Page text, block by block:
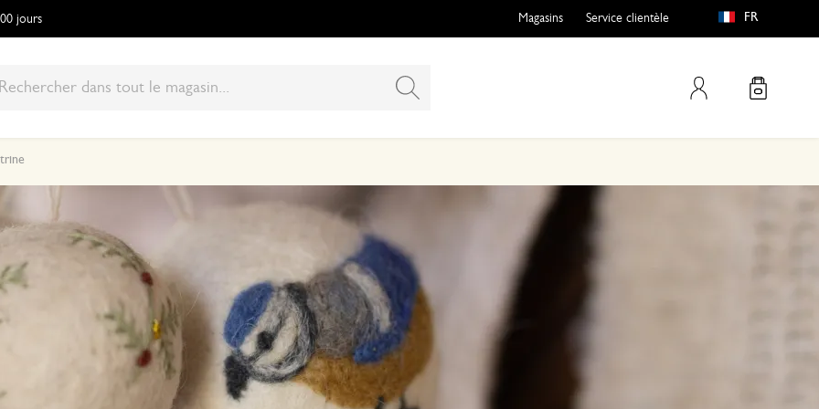
jours
Mon compte
Magasins Service clientèle FR